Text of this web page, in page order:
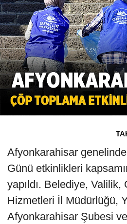
Afyonkarahisar
Günü etkinlikleri
yapıldı. Belediye,
Hizmetleri İl Müdürlüğü,
Afyonkarahisar Şubesi